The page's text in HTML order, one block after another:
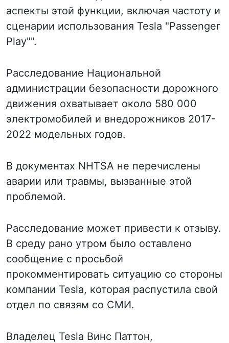
аспекты этой функции, включая частоту и
сценарии использования Tesla "Passenger
Play"".
Расследование Национальной
администрации безопасности дорожного
движения охватывает около 580 000
электромобилей и внедорожников 2017-
2022 модельных годов.
В документах NHTSA не перечислены
аварии или травмы, вызванные этой
проблемой.
Расследование может привести к отзыву.
В среду рано утром было оставлено
сообщение с просьбой
прокомментировать ситуацию со стороны
компании Tesla, которая распустила свой
отдел по связям со СМИ.
Владелец Tesla Винс Паттон,